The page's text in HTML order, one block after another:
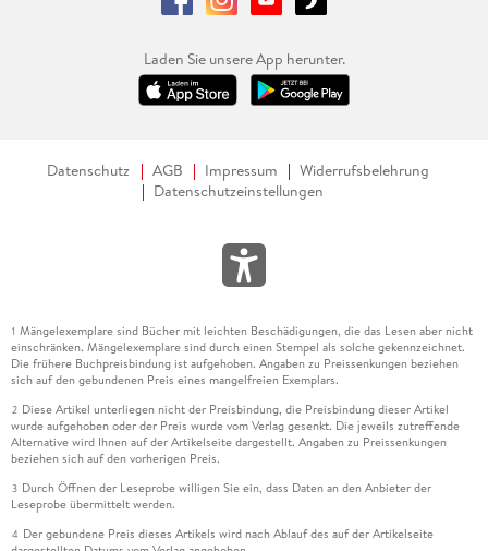
Laden Sie unsere App herunter.
Datenschutz AGB Impressum
Widerrufsbelehrung
Datenschutzeinstellungen
1 Mängelexemplare sind Bücher mit leichten Beschädigungen, die das Lesen aber nicht
einschränken. Mängelexemplare sind durch einen Stempel als solche gekennzeichnet.
Die frühere Buchpreisbindung ist aufgehoben. Angaben zu Preissenkungen beziehen
sich auf den gebundenen Preis eines mangelfreien Exemplars.
2 Diese Artikel unterliegen nicht der Preisbindung, die Preisbindung dieser Artikel
wurde aufgehoben oder der Preis wurde vom Verlag gesenkt. Die jeweils zutreffende
Alternative wird Ihnen auf der Artikelseite dargestellt. Angaben zu Preissenkungen
beziehen sich auf den vorherigen Preis.
3 Durch Öffnen der Leseprobe willigen Sie ein, dass Daten an den Anbieter der
Leseprobe übermittelt werden.
4 Der gebundene Preis dieses Artikels wird nach Ablauf des auf der Artikelseite